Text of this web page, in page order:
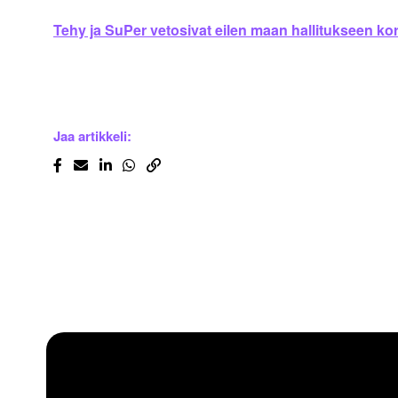
Tehy ja SuPer vetosivat eilen maan hallitukseen
Jaa artikkeli: